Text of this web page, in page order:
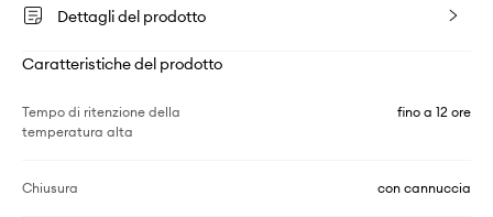
Dettagli del prodotto
Caratteristiche del prodotto
Tempo di ritenzione della
temperatura alta
fino a 12 ore
Chiusura con cannuccia